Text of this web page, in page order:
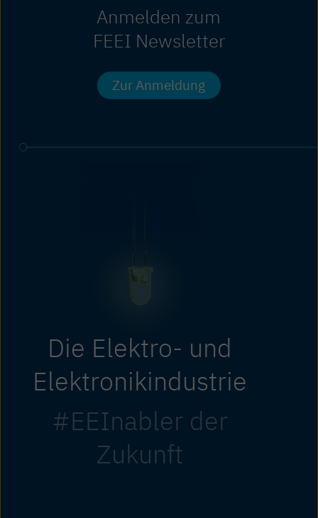
Anmelden zum
FEEI Newsletter
Zur Anmeldung
Die Elektro- und
Elektronikindustrie
#EEInabler der
Zukunft